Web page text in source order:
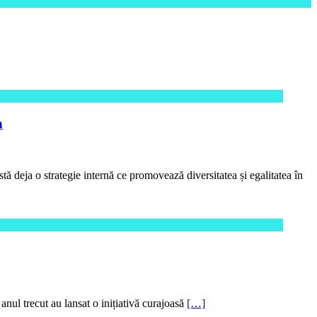
deja o strategie internă ce promovează diversitatea și egalitatea în
trecut au lansat o inițiativă curajoasă […]